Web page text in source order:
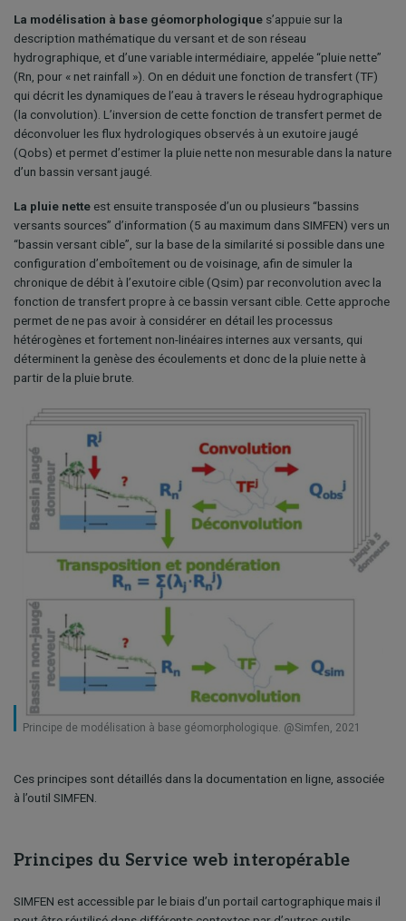
La modélisation à base géomorphologique s’appuie sur la
description mathématique du versant et de son réseau
hydrographique, et d’une variable intermédiaire, appelée “pluie nette”
(Rn, pour « net rainfall »). On en déduit une fonction de transfert (TF)
qui décrit les dynamiques de l’eau à travers le réseau hydrographique
(la convolution). L’inversion de cette fonction de transfert permet de
déconvoluer les flux hydrologiques observés à un exutoire jaugé
(Qobs) et permet d’estimer la pluie nette non mesurable dans la nature
d’un bassin versant jaugé.
La pluie nette est ensuite transposée d’un ou plusieurs “bassins
versants sources” d’information (5 au maximum dans SIMFEN) vers un
“bassin versant cible”, sur la base de la similarité si possible dans une
configuration d’emboîtement ou de voisinage, afin de simuler la
chronique de débit à l’exutoire cible (Qsim) par reconvolution avec la
fonction de transfert propre à ce bassin versant cible. Cette approche
permet de ne pas avoir à considérer en détail les processus
hétérogènes et fortement non-linéaires internes aux versants, qui
déterminent la genèse des écoulements et donc de la pluie nette à
partir de la pluie brute.
Principe de modélisation à base géomorphologique. @Simfen, 2021
Ces principes sont détaillés dans la documentation en ligne, associée
à l’outil SIMFEN.
Principes du Service web interopérable
SIMFEN est accessible par le biais d’un portail cartographique mais il